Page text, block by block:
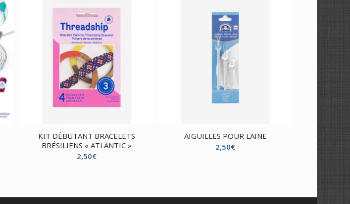
KIT DÉBUTANT BRACELETS
BRÉSILIENS « ATLANTIC »
2,50€
AIGUILLES POUR LAINE
2,50€